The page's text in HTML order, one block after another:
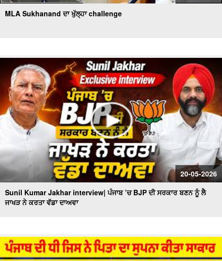
MLA Sukhanand ਦਾ ਖੁੱਲ੍ਹਾ challenge
20-05-2026
Sunil Kumar Jakhar interview| ਪੰਜਾਬ ’ਚ BJP ਦੀ ਸਰਕਾਰ ਬਣਨ ਨੂੰ ਲੈ
ਜਾਖੜ ਨੇ ਕਰਤਾ ਵੱਡਾ ਦਾਅਵਾ